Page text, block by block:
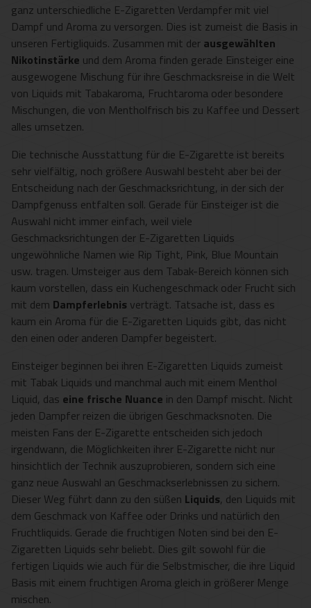
ganz unterschiedliche E-Zigaretten Verdampfer mit viel
Dampf und Aroma zu versorgen. Dies ist zumeist die Basis in
unseren Fertigliquids. Zusammen mit der ausgewählten
Nikotinstärke und dem Aroma finden gerade Einsteiger eine
ausgewogene Mischung für ihre Geschmacksreise in die Welt
von Liquids mit Tabakaroma, Fruchtaroma oder besondere
Mischungen, die von Mentholfrisch bis zu Kaffee und Dessert
alles umsetzen.
Die technische Ausstattung für die E-Zigarette ist bereits
sehr vielfältig, noch größere Auswahl besteht aber bei der
Entscheidung nach der Geschmacksrichtung, in der sich der
Dampfgenuss entfalten soll. Gerade für Einsteiger ist die
Auswahl nicht immer einfach, weil viele
Geschmacksrichtungen der E-Zigaretten Liquids
ungewöhnliche Namen wie Rip Tight, Pink, Blue Mountain
usw. tragen. Umsteiger aus dem Tabak-Bereich können sich
kaum vorstellen, dass ein Kuchengeschmack oder Frucht sich
mit dem Dampferlebnis verträgt. Tatsache ist, dass es
kaum ein Aroma für die E-Zigaretten Liquids gibt, das nicht
den einen oder anderen Dampfer begeistert.
Einsteiger beginnen bei ihren E-Zigaretten Liquids zumeist
mit Tabak Liquids und manchmal auch mit einem Menthol
Liquid, das eine frische Nuance in den Dampf mischt. Nicht
jeden Dampfer reizen die übrigen Geschmacksnoten. Die
meisten Fans der E-Zigarette entscheiden sich jedoch
irgendwann, die Möglichkeiten ihrer E-Zigarette nicht nur
hinsichtlich der Technik auszuprobieren, sondern sich eine
ganz neue Auswahl an Geschmackserlebnissen zu sichern.
Dieser Weg führt dann zu den süßen Liquids, den Liquids mit
dem Geschmack von Kaffee oder Drinks und natürlich den
Fruchtliquids. Gerade die fruchtigen Noten sind bei den E-
Zigaretten Liquids sehr beliebt. Dies gilt sowohl für die
fertigen Liquids wie auch für die Selbstmischer, die ihre Liquid
Basis mit einem fruchtigen Aroma gleich in größerer Menge
mischen.